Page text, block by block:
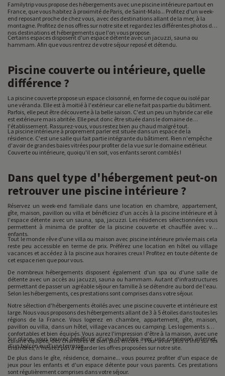
Familytrip vous propose des hébergements avec une piscine intérieure partout en
France, que vous habitez à proximité de Paris, de Saint-Malo... Profitez d'un week-
end reposant proche de chez vous, avec des destinations allant de la mer, à la
montagne. Profitez de nos offres sur notre site et regardez les différentes photos de
nos destinations et hébergements que l'on vous propose.
Certains espaces disposent d'un espace détente avec un jacuzzi, sauna ou
hammam. Afin que vous rentrez de votre séjour reposé et détendu.
Piscine couverte ou intérieure, quelle
différence ?
La piscine couverte propose un espace cloisonné, en forme de coque ou isolé par
une véranda. Elle est à moitié à l'extérieur car elle ne fait pas partie du bâtiment.
Parfois, elle peut être découverte à la belle saison. C'est un peu un hybride car elle
est extérieure mais abritée. Elle peut donc être située dans le domaine de
l'établissement. Rassurez-vous, vous restez bien au chaud malgré tout.
La piscine intérieure à proprement parler est située dans un espace de la
résidence. C'est une salle qui fait partie intégrante du bâtiment. Rien n'empêche
d'avoir de grandes baies vitrées pour profiter de la vue sur le domaine extérieur.
Couverte ou intérieure, quoiqu'il en soit, vos enfants seront comblés !
Dans quel type d'hébergement peut-on
retrouver une piscine intérieure ?
Réservez un week-end familiale dans une location en chambre, appartement,
gîte, maison, pavillon ou villa et bénéficiez d'un accès à la piscine intérieure et à
l'espace détente avec un sauna, spa, jacuzzi. Les résidences sélectionnées vous
permettent à minima de profiter de la piscine couverte et chauffée avec vos
enfants.
Tout le monde rêve d'une villa ou maison avec piscine intérieure privée mais cela
reste peu accessible en terme de prix. Préférez une location en hôtel ou village
vacances et accédez à la piscine aux horaires creux ! Profitez en toute détente de
cet espace rien que pour vous.
De nombreux hébergements disposent également d'un spa ou d'une salle de
détente avec un accès au jacuzzi, sauna ou hammam. Autant d'infrastructures
permettant de passer un agréable séjour en famille à se détendre au bord de l'eau.
Selon les hébergements, ces prestations sont comprises dans votre séjour.
Notre sélection d'hébergements étoilés avec une piscine couverte et intérieure est
large. Nous vous proposons des hébergements allant de 3 à 5 étoiles dans toutes les
régions de la France. Vous logerez en chambre, appartement, gîte, maison,
pavillon ou villa, dans un hôtel, village vacances ou camping. Les logements sont
confortables et bien équipés. Vous aurez l'impression d'être à la maison, avec une
cuisine équipée, des chambres et bien plus encore... Pour avoir plus d'info sur les
chambres, n'hésitez pas à regarder les offres proposées sur notre site.
Sur place, vous pouvez bénéficier d'une chambre avec une connexion internet,
d'un balcon ou d'une terrasse...
De plus dans le gîte, résidence, domaine... vous pourrez profiter d'un espace de
jeux pour les enfants et d'un espace détente pour vous parents. Ces prestations
sont régulièrement comprises dans votre séjour.